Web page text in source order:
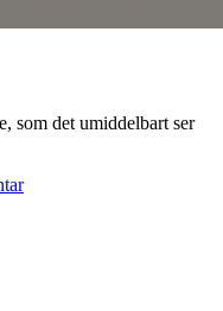
som det umiddelbart ser